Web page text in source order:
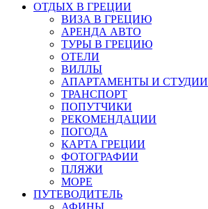
ОТДЫХ В ГРЕЦИИ
ВИЗА В ГРЕЦИЮ
АРЕНДА АВТО
ТУРЫ В ГРЕЦИЮ
ОТЕЛИ
ВИЛЛЫ
АПАРТАМЕНТЫ И СТУДИИ
ТРАНСПОРТ
ПОПУТЧИКИ
РЕКОМЕНДАЦИИ
ПОГОДА
КАРТА ГРЕЦИИ
ФОТОГРАФИИ
ПЛЯЖИ
МОРЕ
ПУТЕВОДИТЕЛЬ
АФИНЫ